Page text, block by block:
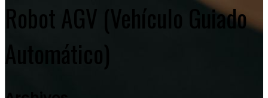
Robot AGV (Vehículo Guiado